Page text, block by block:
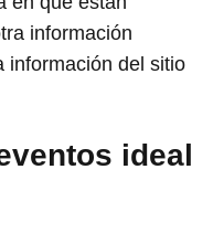
información
información del sitio
ideal